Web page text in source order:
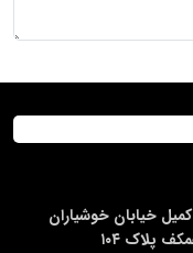
خیابان خوشیاران
پلاک ۱۰۴